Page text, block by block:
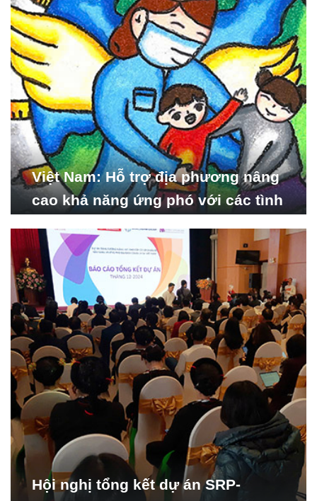
Việt Nam: Hỗ trợ địa phương nâng
cao khả năng ứng phó với các tình
Hội nghị tổng kết dự án SRP-